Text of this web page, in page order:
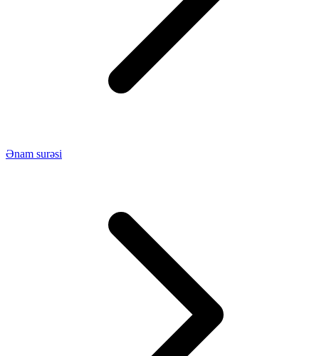
Ənam surəsi